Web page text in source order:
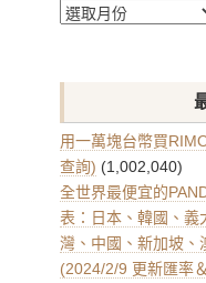
每
章
整
用一萬塊台幣買
查詢) (1,002,040)
全世界最便宜的
表：日本、韓國、義
灣、中國、新加坡、
(2024/2/9 更新匯率